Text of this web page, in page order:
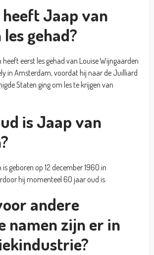
heeft Jaap van
gehad?
eerst les gehad van Louise Wijngaarden
in Amsterdam, voordat hij naar de Juilliard
Staten ging om les te krijgen van
is Jaap van
geboren op 12 december 1960 in
hij momenteel 60 jaar oud is.
andere
namen zijn er in